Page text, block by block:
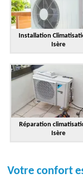
Installation
Isère
Réparation
Isère
Votre confort